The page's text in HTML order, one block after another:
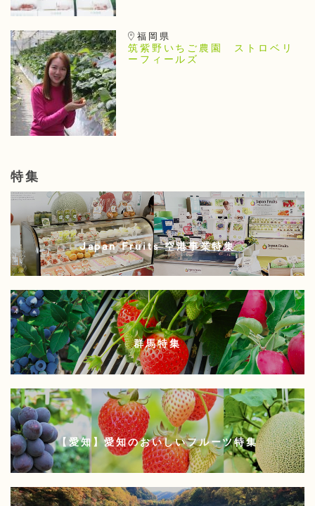
福岡県
筑紫野いちご農園 ストロベリ
ーフィールズ
特集
Japan Fruits 空港事業特集
群馬特集
【愛知】愛知のおいしいフルーツ特集